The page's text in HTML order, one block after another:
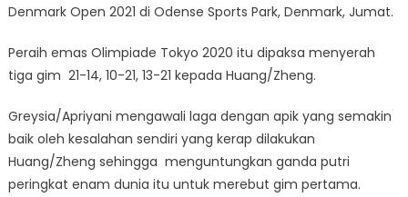
Denmark Open 2021 di Odense Sports Park, Denmark, Jumat.
Peraih emas Olimpiade Tokyo 2020 itu dipaksa menyerah
tiga gim 21-14, 10-21, 13-21 kepada Huang/Zheng.
Greysia/Apriyani mengawali laga dengan apik yang semakin
baik oleh kesalahan sendiri yang kerap dilakukan
Huang/Zheng sehingga menguntungkan ganda putri
peringkat enam dunia itu untuk merebut gim pertama.